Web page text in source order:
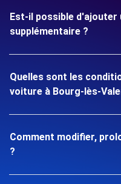
Est-il possible d'ajouter
supplémentaire ?
Quelles sont les
voiture à Bourg-lès-
Comment modifier,
?